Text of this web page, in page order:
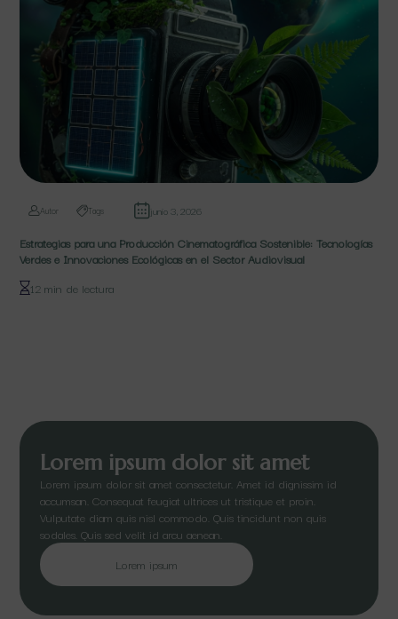
Autor Tags junio 3, 2026
Estrategias para una Producción Cinematográfica Sostenible: Tecnologías
Verdes e Innovaciones Ecológicas en el Sector Audiovisual
12 min de lectura
Lorem ipsum dolor sit amet
Lorem ipsum dolor sit amet consectetur. Amet id dignissim id
accumsan. Consequat feugiat ultrices ut tristique et proin.
Vulputate diam quis nisl commodo. Quis tincidunt non quis
sodales. Quis sed velit id arcu aenean.
Lorem ipsum